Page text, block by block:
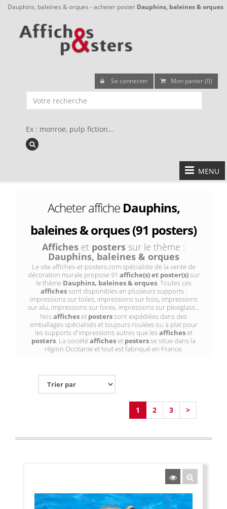
Dauphins, baleines & orques - acheter poster Dauphins, baleines & orques
Se connecter Mon panier (0)
Ex : monroe, pulp fiction...
MENU
Acheter affiche Dauphins,
baleines & orques (91 posters)
Affiches et posters sur le thème :
Dauphins, baleines & orques
Le site affiches-et-posters.com spécialiste de la vente de
décoration murale propose 91 affiche(s) et poster(s)sur
le thème Dauphins, baleines & orques. Toutes ces
affichessont disponibles en plusieurs supports :
impressions sur toiles, impressions sur bois, impressions
sur alu, impressions sur forex, impressions sur plexiglass...
Nosafficheset posterssont expédiées dans des
emballages spécialisés et toujours roulées ou à plat pour
les supports d'impressions autres que lesafficheset
posters. La sociétéafficheset postersse situe dans la
région Occitanie et tout est fabriqué en France.
1 2 3 >